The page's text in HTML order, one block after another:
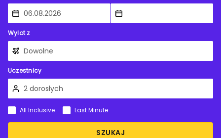
Wylot z
Uczestnicy
SZUKAJ
All Inclusive Last Minute